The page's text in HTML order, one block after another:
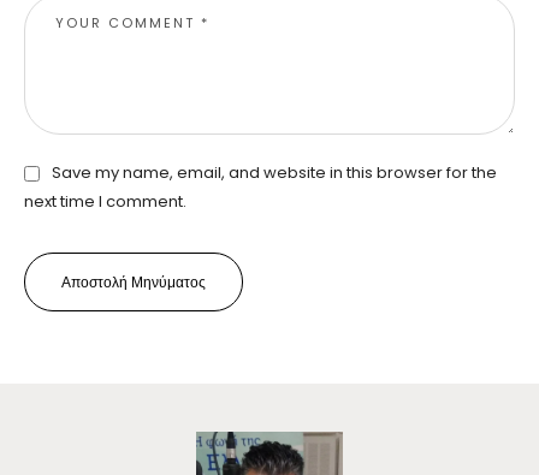
Save my name, email, and website in this browser for the
next time I comment.
Αποστολή Μηνύματος